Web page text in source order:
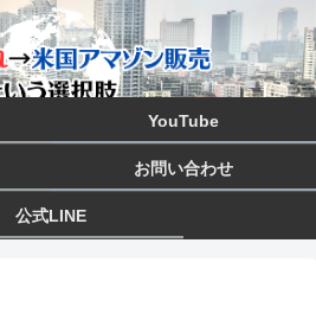
YouTube
お問い合わせ
公式LINE